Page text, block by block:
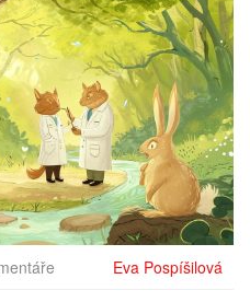
Eva Pospíšilová